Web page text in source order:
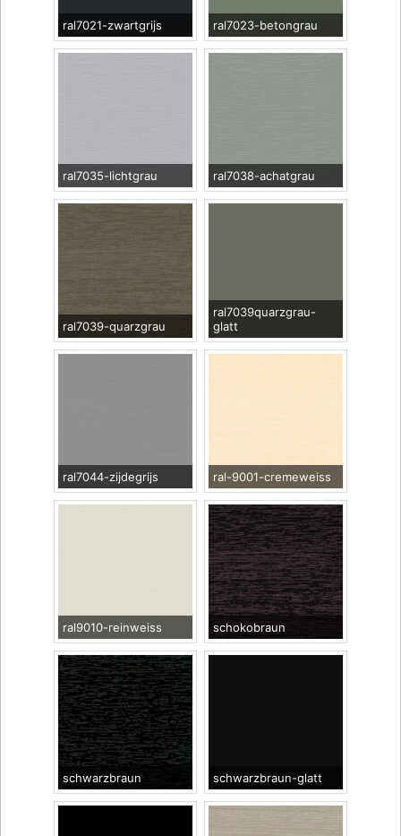
ral7021-zwartgrijs ral7023-betongrau
ral7035-lichtgrau ral7038-achatgrau
ral7039-quarzgrau
ral7039quarzgrau-
glatt
ral7044-zijdegrijs ral-9001-cremeweiss
ral9010-reinweiss schokobraun
schwarzbraun schwarzbraun-glatt